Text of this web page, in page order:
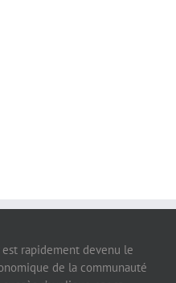
rapidement devenu le
de la communauté